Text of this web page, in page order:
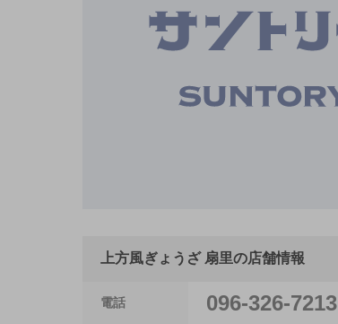
上方風ぎょうざ 扇里の店舗情報
電話 096-326-7213